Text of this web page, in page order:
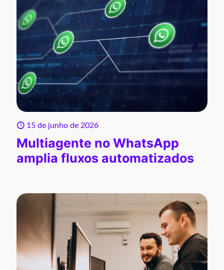
15 de junho de 2026
Multiagente no WhatsApp
amplia fluxos automatizados